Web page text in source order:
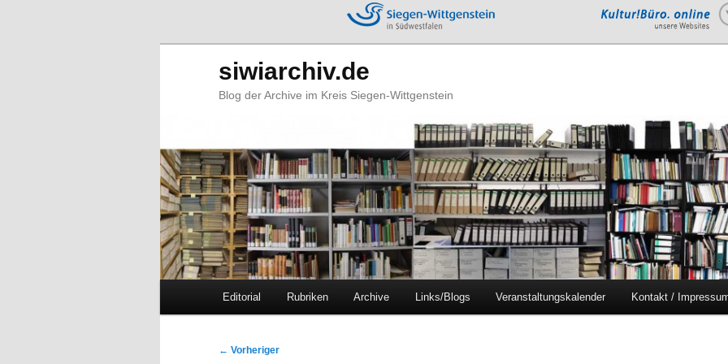
siwiarchiv.de
Blog der Archive im Kreis Siegen-Wittgenstein
Zum
Zum
Editorial Rubriken Archive Links/Blogs Veranstaltungskalender Kontakt /
Beitragsnavigation
← Vorheriger